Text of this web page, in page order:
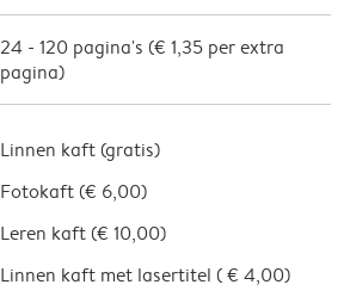
24 - 120 pagina's (€ 1,35 per extra
pagina)
Linnen kaft (gratis)
Fotokaft (€ 6,00)
Leren kaft (€ 10,00)
Linnen kaft met lasertitel (€ 4,00)